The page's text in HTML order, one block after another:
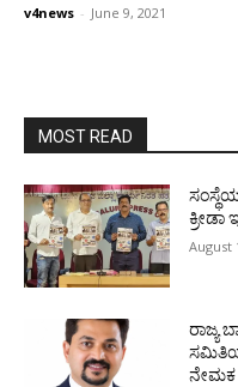
v4news - June 9, 2021
MOST READ
August
ರಾಜ್ಯ
ಸಮಿತಿಯ
ನೇಮಕ